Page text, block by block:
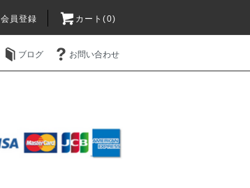
会員登録 カート(0)
ブログ お問い合わせ